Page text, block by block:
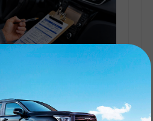
ҚЫЗМЕТ
ЕРЕЖЕЛЕРІ